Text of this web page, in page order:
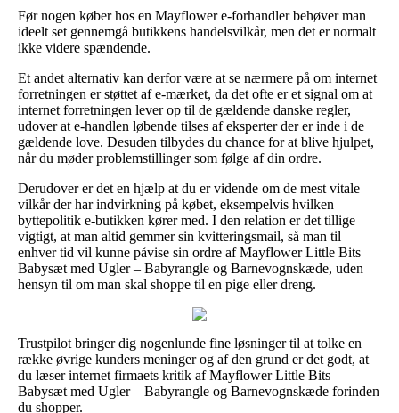
Før nogen køber hos en Mayflower e-forhandler behøver man
ideelt set gennemgå butikkens handelsvilkår, men det er normalt
ikke videre spændende.
Et andet alternativ kan derfor være at se nærmere på om internet
forretningen er støttet af e-mærket, da det ofte er et signal om at
internet forretningen lever op til de gældende danske regler,
udover at e-handlen løbende tilses af eksperter der er inde i de
gældende love. Desuden tilbydes du chance for at blive hjulpet,
når du møder problemstillinger som følge af din ordre.
Derudover er det en hjælp at du er vidende om de mest vitale
vilkår der har indvirkning på købet, eksempelvis hvilken
byttepolitik e-butikken kører med. I den relation er det tillige
vigtigt, at man altid gemmer sin kvitteringsmail, så man til
enhver tid vil kunne påvise sin ordre af Mayflower Little Bits
Babysæt med Ugler – Babyrangle og Barnevognskæde, uden
hensyn til om man skal shoppe til en pige eller dreng.
Trustpilot bringer dig nogenlunde fine løsninger til at tolke en
række øvrige kunders meninger og af den grund er det godt, at
du læser internet firmaets kritik af Mayflower Little Bits
Babysæt med Ugler – Babyrangle og Barnevognskæde forinden
du shopper.